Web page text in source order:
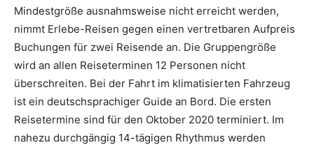
Mindestgröße ausnahmsweise nicht erreicht werden,
nimmt Erlebe-Reisen gegen einen vertretbaren Aufpreis
Buchungen für zwei Reisende an. Die Gruppengröße
wird an allen Reiseterminen 12 Personen nicht
überschreiten. Bei der Fahrt im klimatisierten Fahrzeug
ist ein deutschsprachiger Guide an Bord. Die ersten
Reisetermine sind für den Oktober 2020 terminiert. Im
nahezu durchgängig 14-tägigen Rhythmus werden